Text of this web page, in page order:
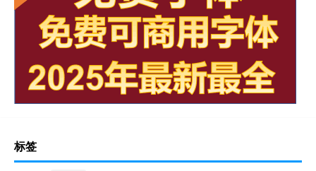
标签